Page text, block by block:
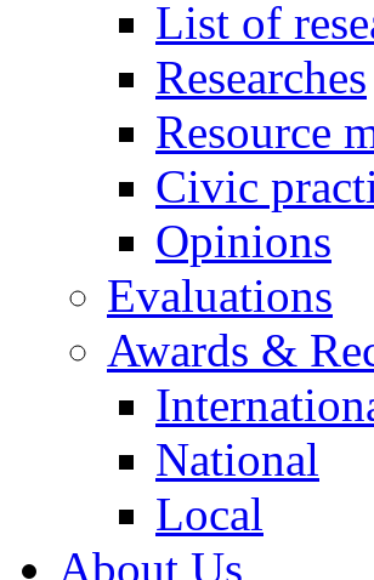
List of
Researches
Resource
Civic
Opinions
Evaluations
Awards &
National
Local
About Us